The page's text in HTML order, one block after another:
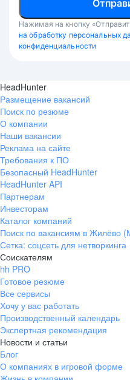
Нажимая на кнопку
на обработку персональных
конфиденциальности
HeadHunter
Размещение вакансий
Поиск по резюме
О компании
Наши вакансии
Реклама на сайте
Требования к ПО
Безопасный HeadHunter
HeadHunter API
Партнерам
Инвесторам
Каталог компаний
Поиск по вакансиям в Жилёво
Сетка: соцсеть для нетворкинга
Соискателям
hh PRO
Готовое резюме
Все сервисы
Хочу у вас работать
Производственный календарь
Экспертная рекомендация
Новости и статьи
Блог
О компаниях в игровой форме